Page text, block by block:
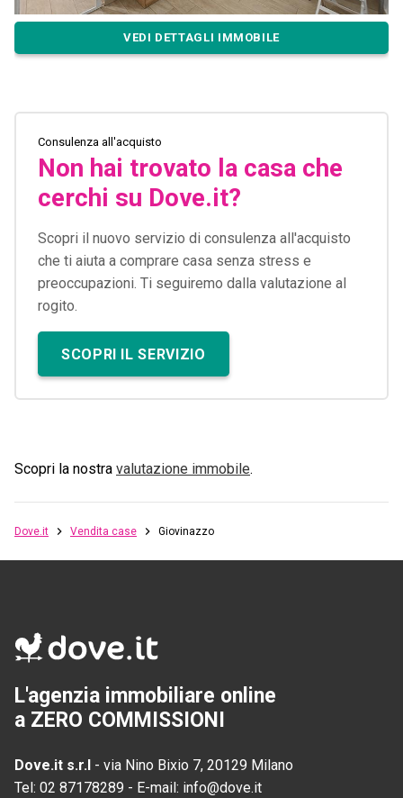
VEDI DETTAGLI IMMOBILE
Consulenza all'acquisto
Non hai trovato la casa che
cerchi su Dove.it?
Scopri il nuovo servizio di consulenza all'acquisto
che ti aiuta a comprare casa senza stress e
preoccupazioni. Ti seguiremo dalla valutazione al
rogito.
SCOPRI IL SERVIZIO
Scopri la nostra valutazione immobile.
Dove.it Vendita case Giovinazzo
L'agenzia immobiliare online
a ZERO COMMISSIONI
Dove.it s.r.l - via Nino Bixio 7, 20129 Milano
Tel: 02 87178289 - E-mail: info@dove.it